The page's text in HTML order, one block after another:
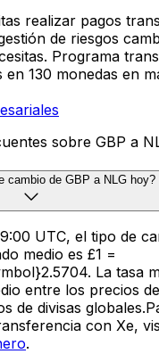
realizar pagos
de riesgos
Programa
130 monedas en
sobre GBP a
cambio de GBP a NLG hoy?
UTC, el tipo de
medio es £1 =
La tasa
entre los precios
de divisas
con Xe,
.